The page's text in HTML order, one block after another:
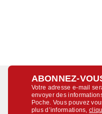
ABONNEZ-
Votre adresse e-mail
envoyer des
Poche. Vous pouvez
plus d’informations,